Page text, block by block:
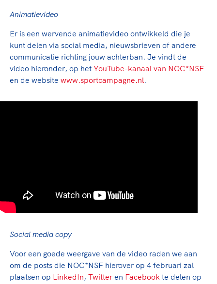
Lees verder
Animatievideo
Er is een wervende animatievideo ontwikkeld die je
kunt delen via social media, nieuwsbrieven of andere
communicatie richting jouw achterban. Je vindt de
video hieronder, op het YouTube-kanaal van NOC*NSF
en de website www.sportcampagne.nl.
Social media copy
Voor een goede weergave van de video raden we aan
om de posts die NOC*NSF hierover op 4 februari zal
plaatsen op LinkedIn, Twitter en Facebook te delen op